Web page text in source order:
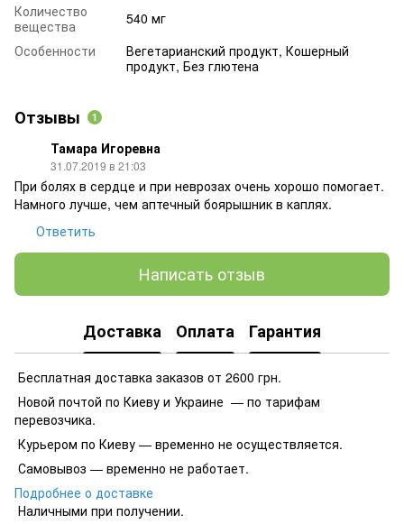
Количество
вещества
540 мг
Особенности
Вегетарианский продукт, Кошерный
продукт, Без глютена
Отзывы 1
Тамара Игоревна
31.07.2019 в 21:03
При болях в сердце и при неврозах очень хорошо помогает.
Намного лучше, чем аптечный боярышник в каплях.
Ответить
Написать отзыв
Доставка Оплата Гарантия
Бесплатная доставка заказов от 2600 грн.
Новой почтой по Киеву и Украине — по тарифам
перевозчика.
Курьером по Киеву — временно не осуществляется.
Самовывоз — временно не работает.
Подробнее о доставке
Наличными при получении.